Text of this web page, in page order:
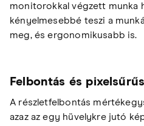
monitorokkal végzett munka
kényelmesebbé teszi a
meg, és ergonomikusabb is.
Felbontás és
A részletfelbontás
azaz az egy hüvelykre jutó